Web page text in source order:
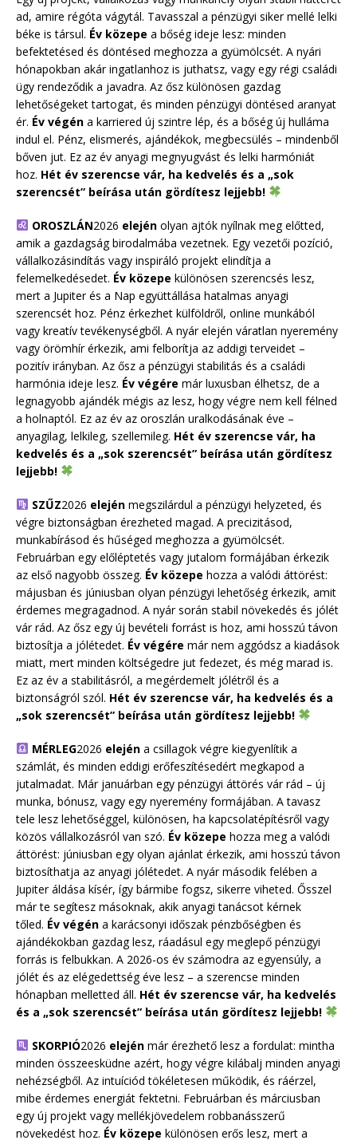
ad, amire régóta vágytál. Tavasszal a pénzügyi siker mellé lelki
béke is társul. Év közepe a bőség ideje lesz: minden
befektetésed és döntésed meghozza a gyümölcsét. A nyári
hónapokban akár ingatlanhoz is juthatsz, vagy egy régi családi
ügy rendeződik a javadra. Az ősz különösen gazdag
lehetőségeket tartogat, és minden pénzügyi döntésed aranyat
ér. Év végén a karriered új szintre lép, és a bőség új hulláma
indul el. Pénz, elismerés, ajándékok, megbecsülés – mindenből
bőven jut. Ez az év anyagi megnyugvást és lelki harmóniát
hoz. Hét év szerencse vár, ha kedvelés és a „sok
szerencsét” beírása után gördítesz lejjebb!
OROSZLÁN2026 elejénolyan ajtók nyílnak meg előtted,
amik a gazdagság birodalmába vezetnek. Egy vezetői pozíció,
vállalkozásindítás vagy inspiráló projekt elindítja a
felemelkedésedet. Év közepe különösen szerencsés lesz,
mert a Jupiter és a Nap együttállása hatalmas anyagi
szerencsét hoz. Pénz érkezhet külföldről, online munkából
vagy kreatív tevékenységből. A nyár elején váratlan nyeremény
vagy örömhír érkezik, ami felborítja az addigi terveidet –
pozitív irányban. Az ősz a pénzügyi stabilitás és a családi
harmónia ideje lesz. Év végére már luxusban élhetsz, de a
legnagyobb ajándék mégis az lesz, hogy végre nem kell félned
a holnaptól. Ez az év az oroszlán uralkodásának éve –
anyagilag, lelkileg, szellemileg. Hét év szerencse vár, ha
kedvelés és a „sok szerencsét” beírása után gördítesz
lejjebb!
SZŰZ2026 elejénmegszilárdul a pénzügyi helyzeted, és
végre biztonságban érezheted magad. A precizitásod,
munkabírásod és hűséged meghozza a gyümölcsét.
Februárban egy előléptetés vagy jutalom formájában érkezik
az első nagyobb összeg. Év közepe hozza a valódi áttörést:
májusban és júniusban olyan pénzügyi lehetőség érkezik, amit
érdemes megragadnod. A nyár során stabil növekedés és jólét
vár rád. Az ősz egy új bevételi forrást is hoz, ami hosszú távon
biztosítja a jólétedet. Év végére már nem aggódsz a kiadások
miatt, mert minden költségedre jut fedezet, és még marad is.
Ez az év a stabilitásról, a megérdemelt jólétről és a
biztonságról szól. Hét év szerencse vár, ha kedvelés és a
„sok szerencsét” beírása után gördítesz lejjebb!
MÉRLEG2026 elejéna csillagok végre kiegyenlítik a
számlát, és minden eddigi erőfeszítésedért megkapod a
jutalmadat. Már januárban egy pénzügyi áttörés vár rád – új
munka, bónusz, vagy egy nyeremény formájában. A tavasz
tele lesz lehetőséggel, különösen, ha kapcsolatépítésről vagy
közös vállalkozásról van szó. Év közepe hozza meg a valódi
áttörést: júniusban egy olyan ajánlat érkezik, ami hosszú távon
biztosíthatja az anyagi jólétedet. A nyár második felében a
Jupiter áldása kísér, így bármibe fogsz, sikerre viheted. Ősszel
már te segítesz másoknak, akik anyagi tanácsot kérnek
tőled. Év végén a karácsonyi időszak pénzbőségben és
ajándékokban gazdag lesz, ráadásul egy meglepő pénzügyi
forrás is felbukkan. A 2026-os év számodra az egyensúly, a
jólét és az elégedettség éve lesz – a szerencse minden
hónapban melletted áll. Hét év szerencse vár, ha kedvelés
és a „sok szerencsét” beírása után gördítesz lejjebb!
SKORPIÓ2026 elejénmár érezhető lesz a fordulat: mintha
minden összeesküdne azért, hogy végre kilábalj minden anyagi
nehézségből. Az intuíciód tökéletesen működik, és ráérzel,
mibe érdemes energiát fektetni. Februárban és márciusban
egy új projekt vagy mellékjövedelem robbanásszerű
növekedést hoz. Év közepe különösen erős lesz, mert a